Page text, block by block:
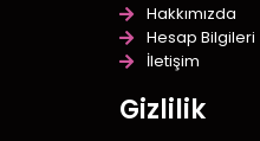
Hakkımızda
Hesap Bilgileri
İletişim
Gizlilik